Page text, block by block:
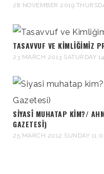
28 NOVEMBER 2019
TASAVVUF VE KIMLIĞIMIZ
23 MARCH 2013 SATURDAY
SIYASÎ MUHATAP KIM?/
GAZETESI)
25 MARCH 2012 SUNDAY